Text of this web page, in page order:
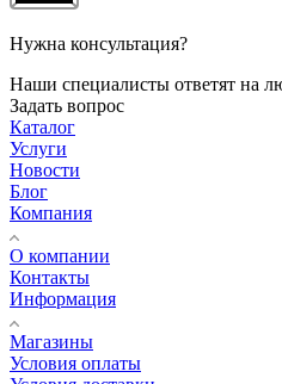
Нужна консультация?
Наши специалисты ответят на
Задать вопрос
Каталог
Услуги
Новости
Блог
Компания
О компании
Контакты
Информация
Магазины
Условия оплаты